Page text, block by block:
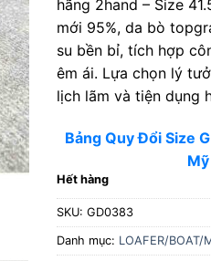
hãng 2hand – Size
mới 95%, da bò
su bền bỉ, tích hợp
êm ái. Lựa chọn lý
lịch lãm và tiện dụng
Bảng Quy Đổi Size
Hết hàng
SKU: GD0383
Danh mục: LOAFER/BOAT/